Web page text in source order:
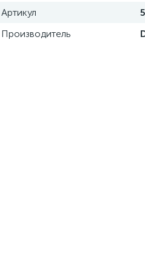
Артикул
Производитель